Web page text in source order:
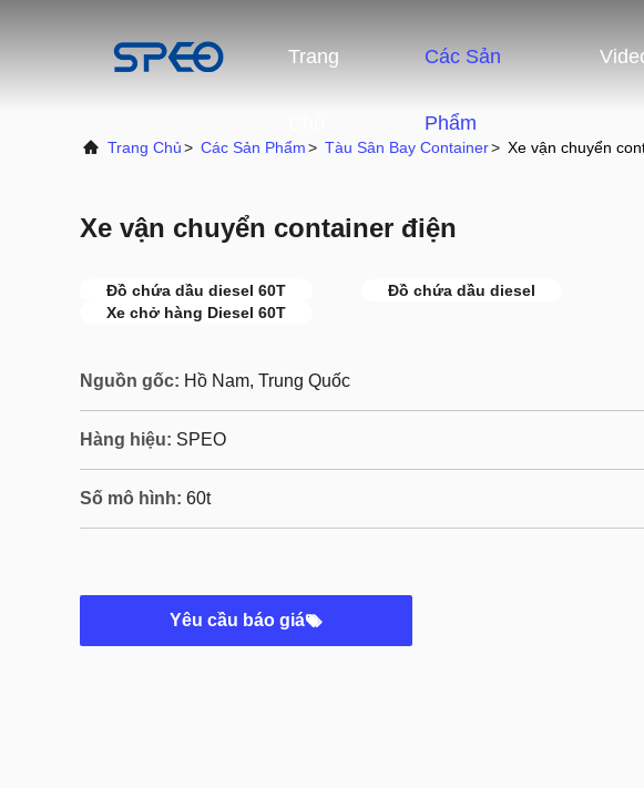
Trang Các Sản
Phẩm
Trang Chủ> Các Sản Phẩm> Tàu Sân Bay Container> Xe vận chuyển
Xe vận chuyển container điện
Đồ chứa dầu diesel 60T
Đồ chứa dầu diesel
Xe chở hàng Diesel 60T
Nguồn gốc: Hồ Nam, Trung Quốc
Hàng hiệu: SPEO
Số mô hình: 60t
Yêu cầu báo giá